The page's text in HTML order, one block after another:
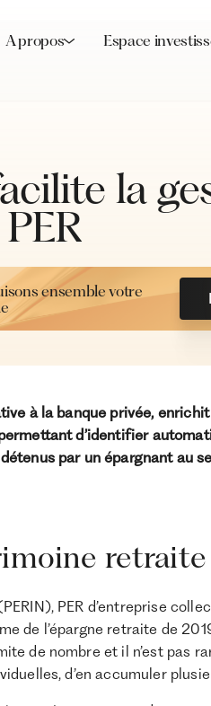
A propos Espace
la
ensemble votre
à la banque privée,
d’identifier
par un épargnant au
PER d’entreprise
de l’épargne retraite de
de nombre et il n’est pas
d’en accumuler